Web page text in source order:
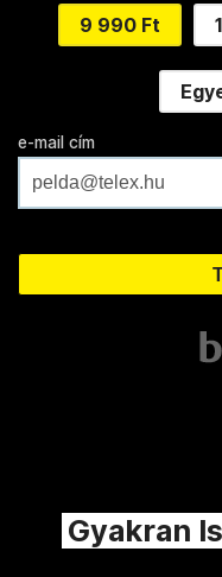
9 990 Ft
e-mail cím
Gyakran